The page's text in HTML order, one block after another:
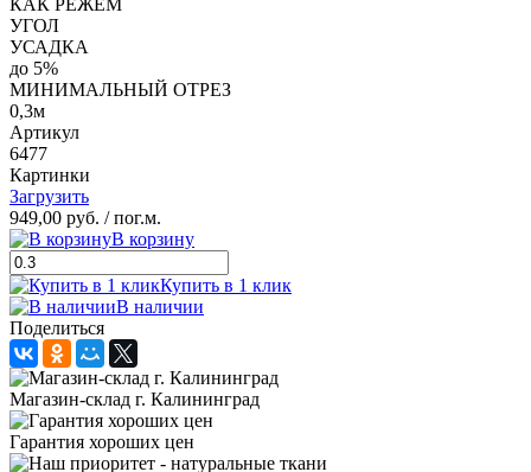
УГОЛ
УСАДКА
до 5%
МИНИМАЛЬНЫЙ ОТРЕЗ
0,3м
Артикул
6477
Картинки
Загрузить
949,00 руб. / пог.м.
В корзину
Купить в 1 клик
В наличии
Поделиться
Магазин-склад г. Калининград
Гарантия хороших цен